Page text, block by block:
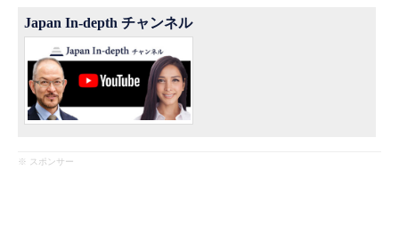
Japan In-depth チャンネル
※ スポンサー